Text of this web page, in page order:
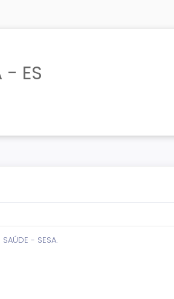
- ES
- SESA.